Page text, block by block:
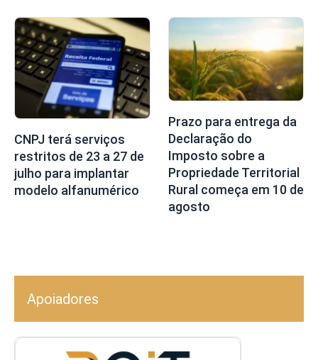
CNPJ terá serviços
restritos de 23 a 27 de
julho para implantar
modelo alfanumérico
Prazo para entrega da
Declaração do
Imposto sobre a
Propriedade Territorial
Rural começa em 10 de
agosto
Apoiadores